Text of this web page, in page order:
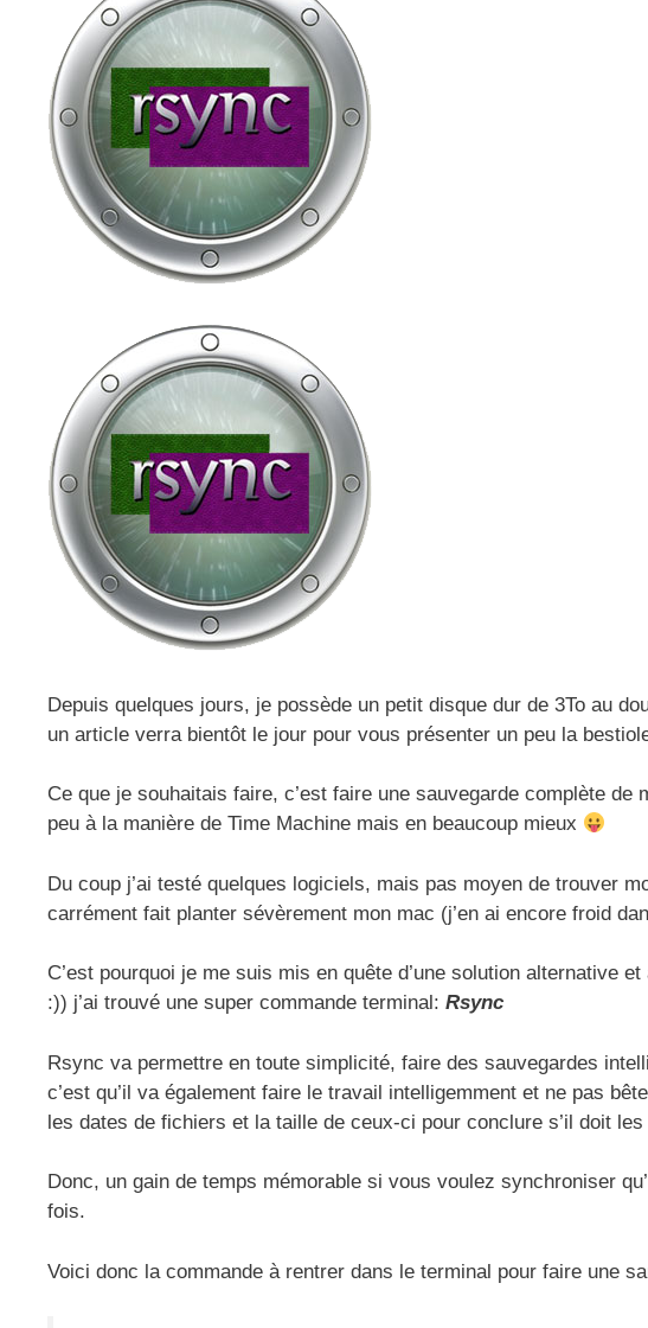
Depuis quelques jours, je possède un petit disque dur de 3To au
un article verra bientôt le jour pour vous présenter un peu la
Ce que je souhaitais faire, c’est faire une sauvegarde complète
peu à la manière de Time Machine mais en beaucoup mieux
Du coup j’ai testé quelques logiciels, mais pas moyen de trouver
carrément fait planter sévèrement mon mac (j’en ai encore froid
C’est pourquoi je me suis mis en quête d’une solution alternative
:)) j’ai trouvé une super commande terminal: Rsync
Rsync va permettre en toute simplicité, faire des sauvegardes
c’est qu’il va également faire le travail intelligemment et ne pas
les dates de fichiers et la taille de ceux-ci pour conclure s’il doit
Donc, un gain de temps mémorable si vous voulez synchroniser
fois.
Voici donc la commande à rentrer dans le terminal pour faire une